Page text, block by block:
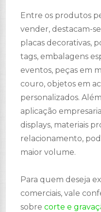
Entre os produtos
vender, destacam-
placas decorativas,
tags, embalagens
eventos, peças em
couro, objetos em
personalizados.
aplicação
displays, materiais
relacionamento,
maior volume.
Para quem deseja
comerciais, vale
sobre corte e